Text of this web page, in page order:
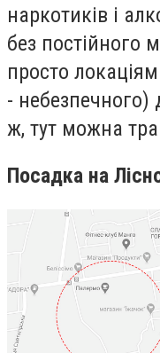
наркотиків і
без постійного
просто
- небезпечного)
ж, тут можна
Посадка на